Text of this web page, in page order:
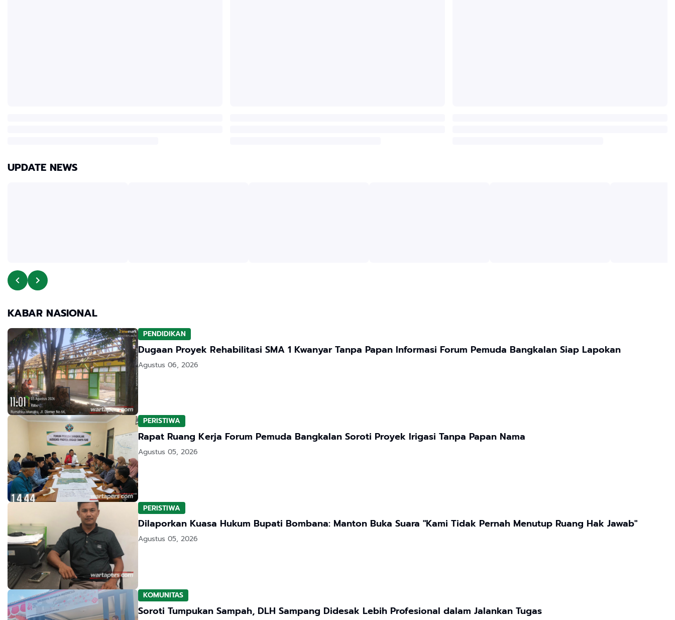
UPDATE NEWS
KABAR NASIONAL
PENDIDIKAN
Dugaan Proyek Rehabilitasi SMA 1 Kwanyar Tanpa Papan Informasi Forum Pemuda Bangkalan Siap Lapokan
Agustus 06, 2026
PERISTIWA
Rapat Ruang Kerja Forum Pemuda Bangkalan Soroti Proyek Irigasi Tanpa Papan Nama
Agustus 05, 2026
PERISTIWA
Dilaporkan Kuasa Hukum Bupati Bombana: Manton Buka Suara "Kami Tidak Pernah Menutup Ruang Hak Jawab"
Agustus 05, 2026
KOMUNITAS
Soroti Tumpukan Sampah, DLH Sampang Didesak Lebih Profesional dalam Jalankan Tugas